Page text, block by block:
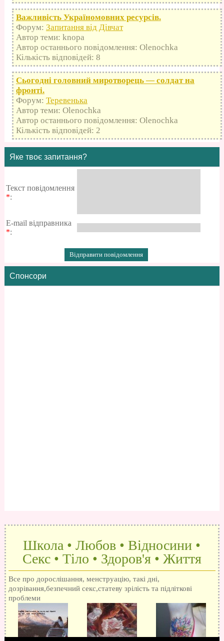
Важливість Україномовних ресурсів.
Форум: Запитання від Дівчат
Автор теми: knopa
Автор останнього повідомлення: Olenochka
Кількість відповідей: 8
Сьогодні головний миротворець — солдат на
фронті.
Форум: Теревенька
Автор теми: Olenochka
Автор останнього повідомлення: Olenochka
Кількість відповідей: 2
Яке твоє запитання?
Текст повідомлення
*:
E-mail відправника
*:
Спонсори
Школа • Любов • Відносини •
Секс • Тіло • Здоров'я • Життя
Все про дорослішання, менструацію, такі дні,
дозрівання,безпечний секс,статеву зрілість та підліткові
проблеми